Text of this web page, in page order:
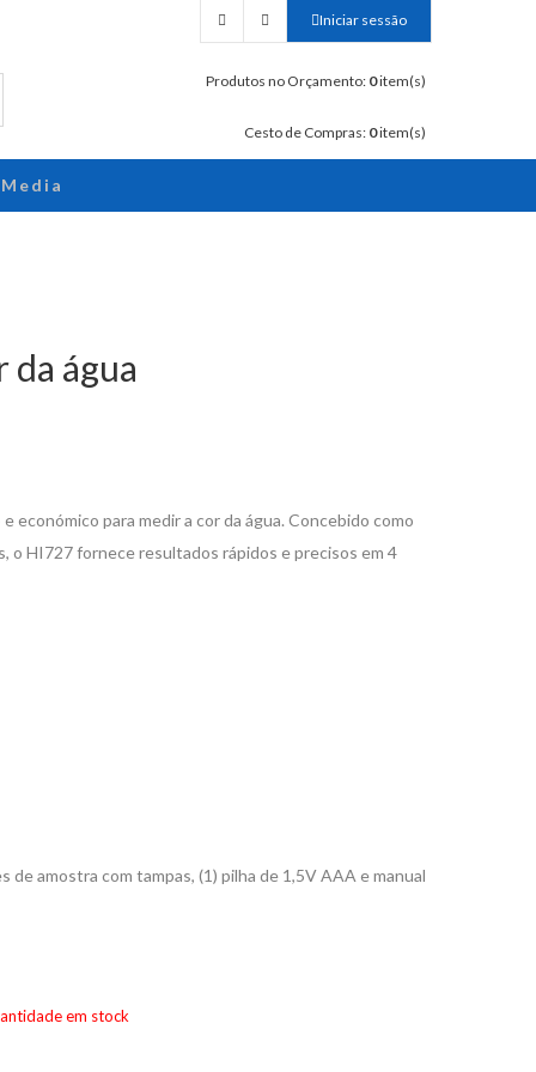
Iniciar sessão
Produtos no Orçamento: 0item(s)
Cesto de Compras: 0item(s)
Media
da água
para medir a cor da água. Concebido como
o HI727 fornece resultados rápidos e precisos em 4
amostra com tampas, (1) pilha de 1,5V AAA e manual
em stock